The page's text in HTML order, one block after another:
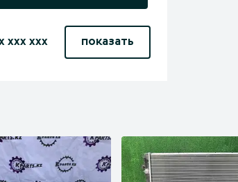
xxx xxx показать